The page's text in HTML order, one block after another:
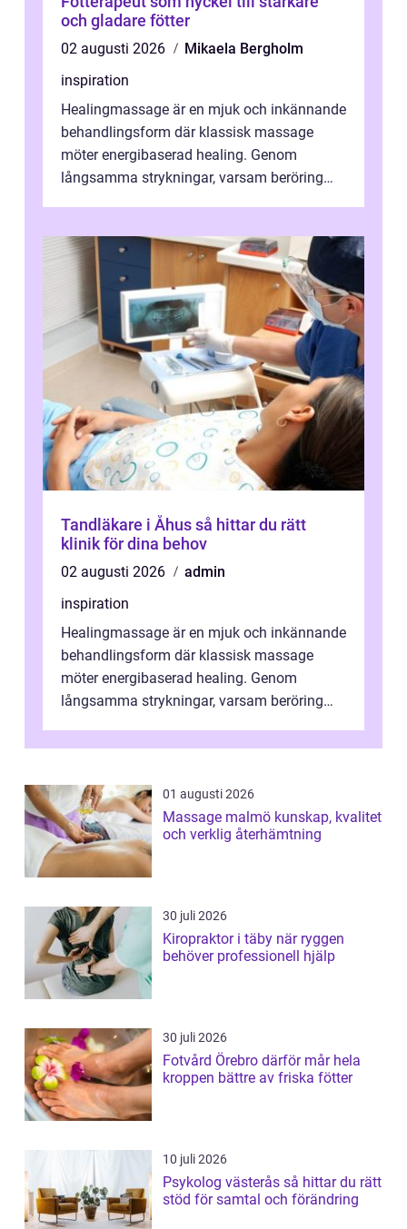
och gladare fötter
02 augusti 2026
Mikaela Bergholm
inspiration
Healingmassage är en mjuk och inkännande
behandlingsform där klassisk massage
möter energibaserad healing. Genom
långsamma strykningar, varsam beröring
Tandläkare i Åhus så hittar du rätt
klinik för dina behov
02 augusti 2026
admin
inspiration
Healingmassage är en mjuk och inkännande
behandlingsform där klassisk massage
möter energibaserad healing. Genom
långsamma strykningar, varsam beröring
nervsys...
01 augusti 2026
Massage malmö kunskap, kvalitet
och verklig återhämtning
30 juli 2026
Kiropraktor i täby när ryggen
behöver professionell hjälp
30 juli 2026
Fotvård Örebro därför mår hela
kroppen bättre av friska fötter
10 juli 2026
Psykolog västerås så hittar du rätt
stöd för samtal och förändring